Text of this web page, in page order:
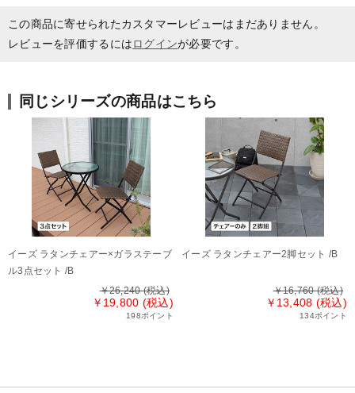
この商品に寄せられたカスタマーレビューはまだありません。
レビューを評価するにはログインが必要です。
同じシリーズの商品はこちら
イーズ ラタンチェアー×ガラステーブ
ル3点セット /B
￥26,240(税込)
￥19,800 (税込)
198ポイント
イーズ ラタンチェアー2脚セット /B
￥16,760(税込)
￥13,408 (税込)
134ポイント